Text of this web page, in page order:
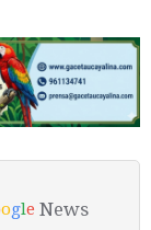
ogle News